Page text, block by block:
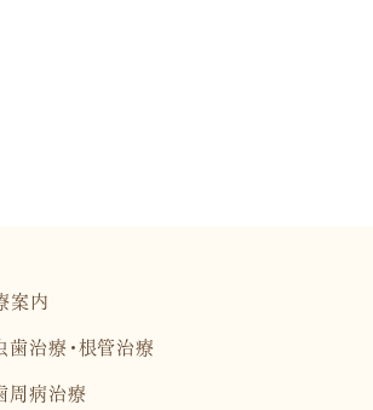
案内
歯治療・根管治療
周病治療